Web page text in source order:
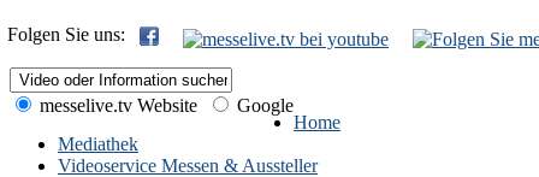
Folgen Sie uns:
messelive.tv Website
Google
Home
Mediathek
Videoservice Messen & Aussteller